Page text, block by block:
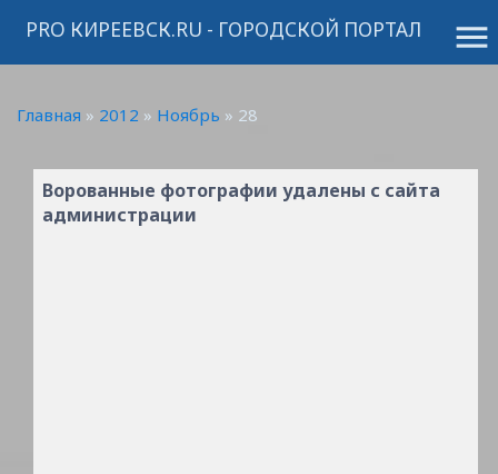
menu
PRO КИРЕЕВСК.RU - ГОРОДСКОЙ ПОРТАЛ
Главная » 2012 » Ноябрь » 28
Ворованные фотографии удалены с сайта
администрации